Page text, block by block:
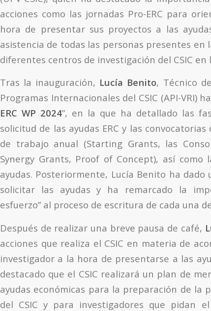
acciones como las jornadas Pro-ERC para
hora de presentar sus proyectos a las
asistencia de todas las personas presentes en
diferentes centros de investigación del CSIC
Tras la inauguración, Lucía Benito, Técnico
Programas Internacionales del CSIC (API-VRI)
ERC WP 2024”, en la que ha detallado las
solicitud de las ayudas ERC y las
de trabajo anual (Starting Grants, las
Synergy Grants, Proof of Concept), así
ayudas. Posteriormente, Lucía Benito ha
solicitar las ayudas y ha remarcado la
esfuerzo” al proceso de escritura de cada una
Después de realizar una breve pausa de café,
acciones que realiza el CSIC en materia de
investigador a la hora de presentarse a las
destacado que el CSIC realizará un plan de
ayudas económicas para la preparación de la
del CSIC y para investigadores que pidan